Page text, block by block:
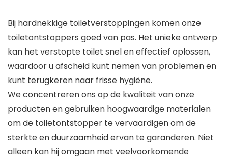
Bij hardnekkige toiletverstoppingen komen onze
toiletontstoppers goed van pas. Het unieke ontwerp
kan het verstopte toilet snel en effectief oplossen,
waardoor u afscheid kunt nemen van problemen en
kunt terugkeren naar frisse hygiëne.
We concentreren ons op de kwaliteit van onze
producten en gebruiken hoogwaardige materialen
om de toiletontstopper te vervaardigen om de
sterkte en duurzaamheid ervan te garanderen. Niet
alleen kan hij omgaan met veelvoorkomende